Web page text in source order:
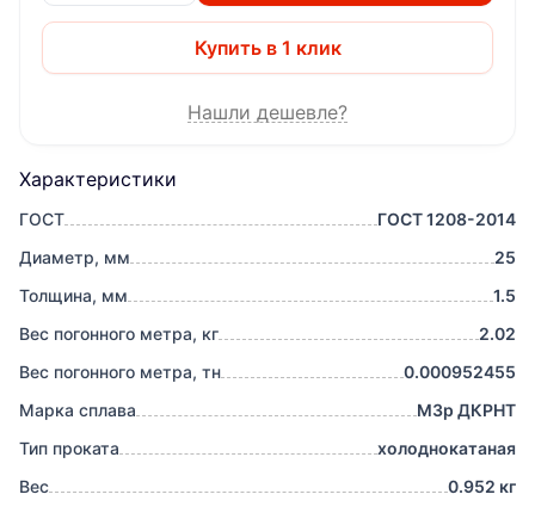
Характеристики
ГОСТ
ГОСТ 1208-2014
Диаметр, мм
25
Толщина, мм
1.5
Вес погонного метра, кг
2.02
Вес погонного метра, тн
0.000952455
Марка сплава
М3р ДКРНТ
Тип проката
холоднокатаная
Вес
0.952 кг
Купить в 1 клик
Нашли дешевле?